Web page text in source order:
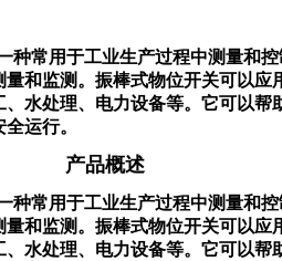
种常用于工业生产过程中测量和
和监测。振棒式物位开关可以应
水处理、电力设备等。它可以帮
运行。
产品概述
种常用于工业生产过程中测量和
和监测。振棒式物位开关可以应
水处理、电力设备等。它可以帮